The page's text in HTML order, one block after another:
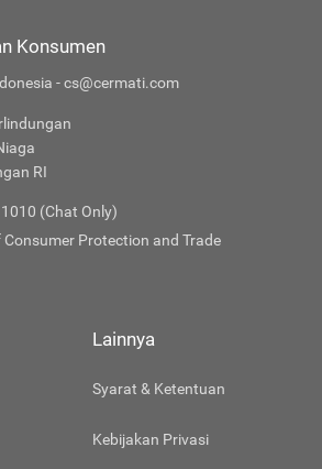
Konsumen
- cs@cermati.com
RI
(Chat Only)
Protection and Trade
Lainnya
Syarat & Ketentuan
Kebijakan Privasi